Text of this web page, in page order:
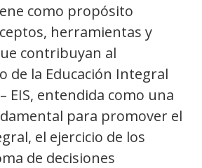
como propósito
herramientas y
contribuyan al
de la Educación Integral
EIS, entendida como una
para promover el
el ejercicio de los
de decisiones